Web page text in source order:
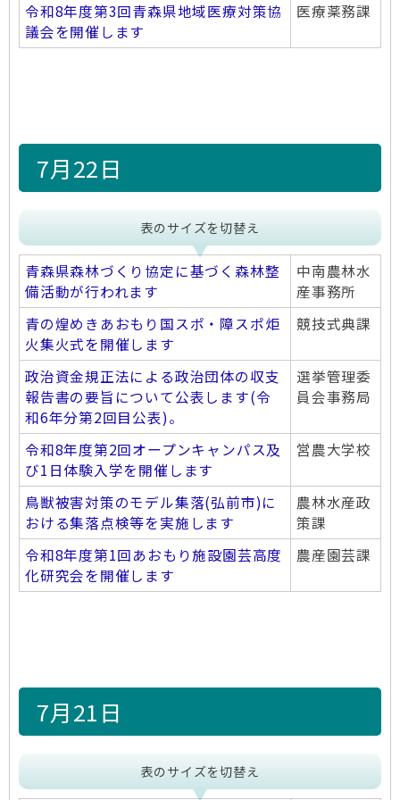
令和8年度第3回青森県地域医療対策協
議会を開催します
医療薬務課
7月22日
表のサイズを切替え
青森県森林づくり協定に基づく森林整
備活動が行われます
中南農林水
産事務所
青の煌めきあおもり国スポ・障スポ炬
火集火式を開催します
競技式典課
政治資金規正法による政治団体の収支
報告書の要旨について公表します(令
和6年分第2回目公表)。
選挙管理委
員会事務局
令和8年度第2回オープンキャンパス及
び1日体験入学を開催します
営農大学校
鳥獣被害対策のモデル集落(弘前市)に
おける集落点検等を実施します
農林水産政
策課
令和8年度第1回あおもり施設園芸高度
化研究会を開催します
農産園芸課
7月21日
表のサイズを切替え